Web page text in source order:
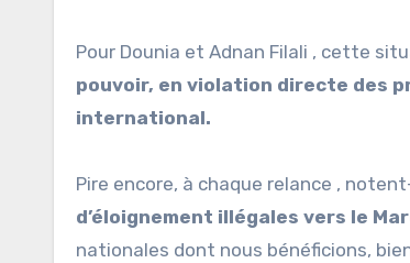
Pour Dounia et Adnan Filali , cette
pouvoir, en violation directe des
international.
Pire encore, à chaque relance ,
d’éloignement illégales vers le
nationales dont nous bénéficions,